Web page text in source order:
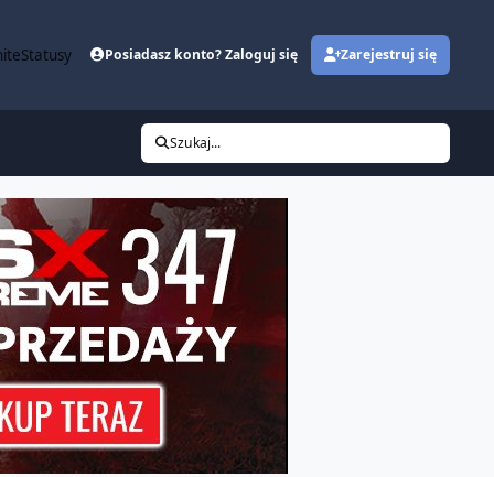
Statusy Posiadasz konto? Zaloguj się Zarejestruj się
Szukaj...